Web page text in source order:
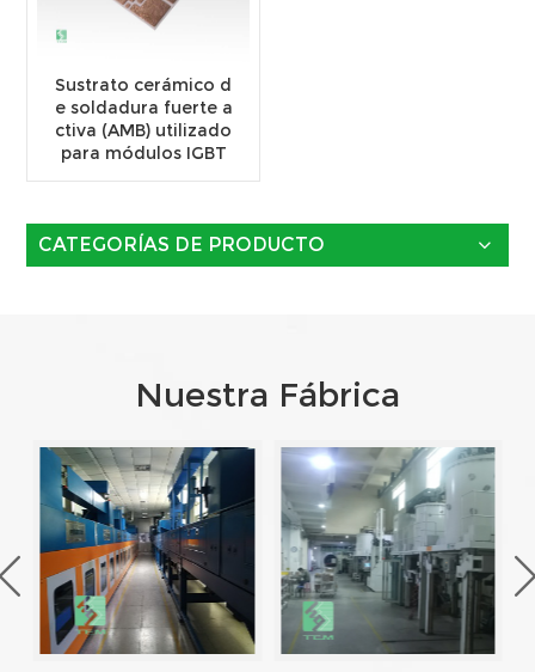
Sustrato cerámico d
e soldadura fuerte a
ctiva (AMB) utilizado
para módulos IGBT
CATEGORÍAS DE PRODUCTO
Nuestra Fábrica